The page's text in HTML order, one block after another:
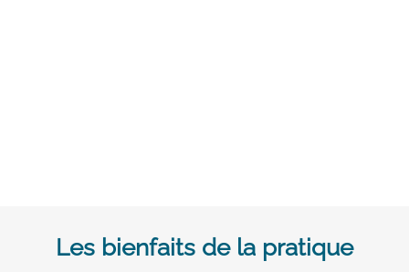
Les bienfaits de la pratique